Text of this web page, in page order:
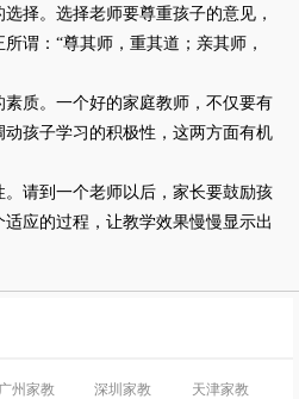
。选择老师要尊重孩子的意见，
谓：“尊其师，重其道；亲其师，
质。一个好的家庭教师，不仅要有
孩子学习的积极性，这两方面有机
请到一个老师以后，家长要鼓励孩
应的过程，让教学效果慢慢显示出
广州家教 深圳家教 天津家教